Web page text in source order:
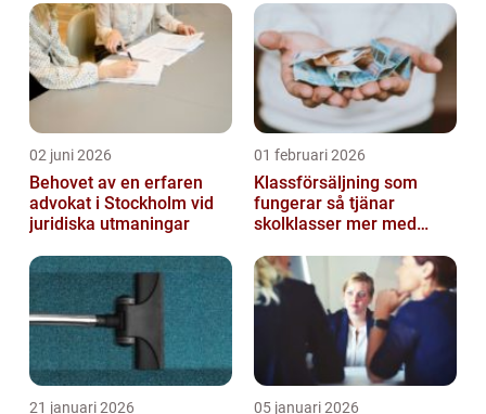
02 juni 2026
Behovet av en erfaren
advokat i Stockholm vid
juridiska utmaningar
01 februari 2026
Klassförsäljning som
fungerar så tjänar
skolklasser mer med
21 januari 2026 05 januari 2026